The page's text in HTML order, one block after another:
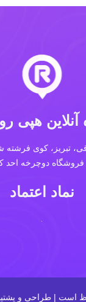
هپی
تبریز، کوی فرشته
دوچرخه احد
نماد اعتماد